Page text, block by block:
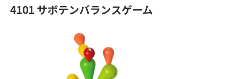
4101 サボテンバランスゲーム